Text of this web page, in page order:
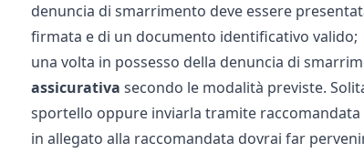
denuncia di smarrimento deve essere
firmata e di un documento identificativo valido;
una volta in possesso della denuncia di
assicurativa secondo le modalità previste.
sportello oppure inviarla tramite raccomandata
in allegato alla raccomandata dovrai far